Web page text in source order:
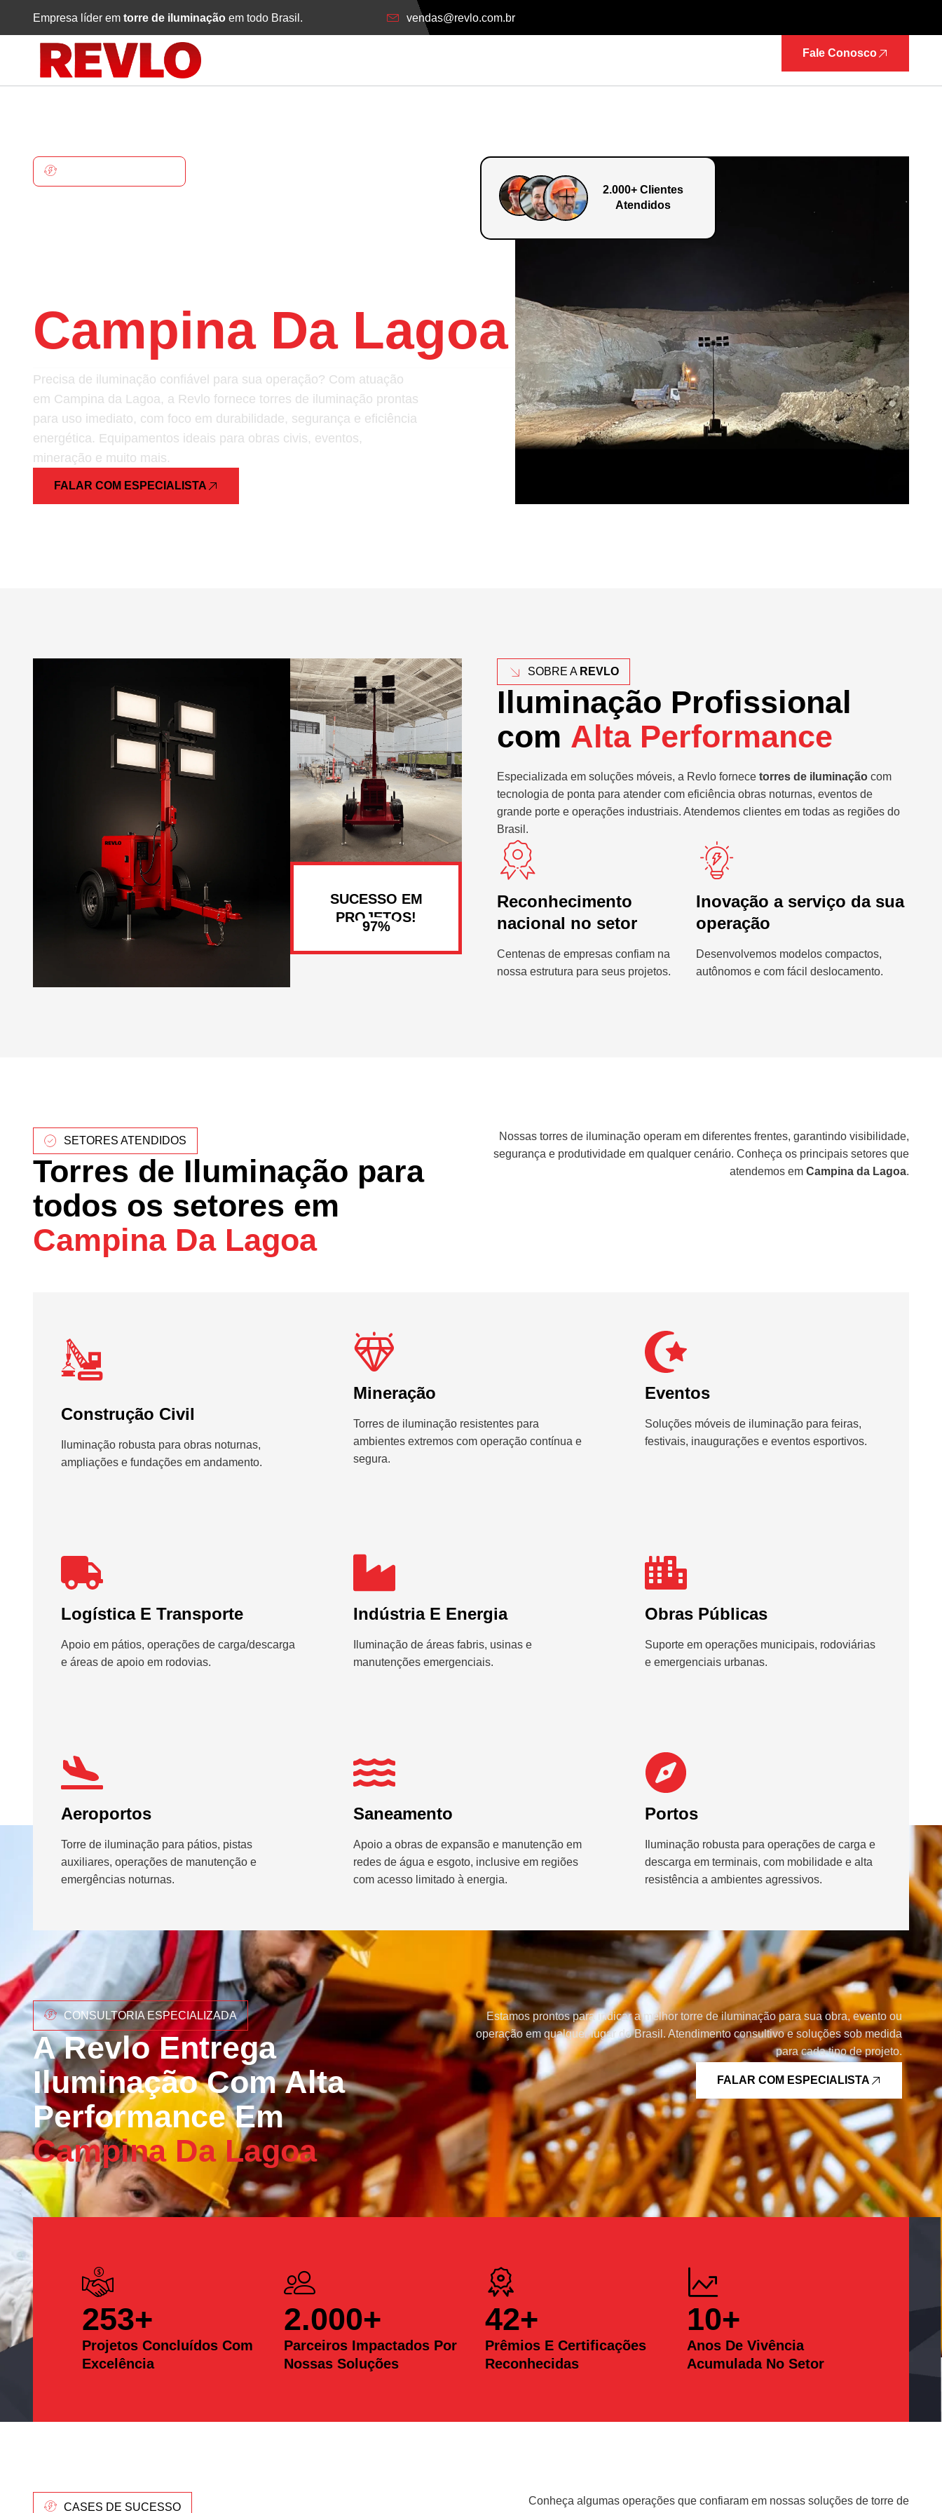
Empresa líder em torre de iluminação em todo Brasil. vendas@revlo.com.br
Fale Conosco
Campina Da Lagoa
Precisa de iluminação confiável para sua operação? Com atuação
em Campina da Lagoa, a Revlo fornece torres de iluminação prontas
para uso imediato, com foco em durabilidade, segurança e eficiência
energética. Equipamentos ideais para obras civis, eventos,
mineração e muito mais.
FALAR COM ESPECIALISTA
2.000+ Clientes
Atendidos
SUCESSO EM
PROJETOS!
SOBRE A REVLO
Iluminação Profissional
com Alta Performance
Especializada em soluções móveis, a Revlo fornece torres de iluminação com
tecnologia de ponta para atender com eficiência obras noturnas, eventos de
grande porte e operações industriais. Atendemos clientes em todas as regiões do
Brasil.
Reconhecimento
nacional no setor
Centenas de empresas confiam na
nossa estrutura para seus projetos.
Inovação a serviço da sua
operação
Desenvolvemos modelos compactos,
autônomos e com fácil deslocamento.
SETORES ATENDIDOS
Torres de Iluminação para
todos os setores em
Campina Da Lagoa
Nossas torres de iluminação operam em diferentes frentes, garantindo visibilidade,
segurança e produtividade em qualquer cenário. Conheça os principais setores que
atendemos em Campina da Lagoa.
Construção Civil
Iluminação robusta para obras noturnas,
ampliações e fundações em andamento.
Mineração
Torres de iluminação resistentes para
ambientes extremos com operação contínua e
segura.
Eventos
Soluções móveis de iluminação para feiras,
festivais, inaugurações e eventos esportivos.
Logística E Transporte
Apoio em pátios, operações de carga/descarga
e áreas de apoio em rodovias.
Indústria E Energia
Iluminação de áreas fabris, usinas e
manutenções emergenciais.
Obras Públicas
Suporte em operações municipais, rodoviárias
e emergenciais urbanas.
Aeroportos
Torre de iluminação para pátios, pistas
auxiliares, operações de manutenção e
emergências noturnas.
Saneamento
Apoio a obras de expansão e manutenção em
redes de água e esgoto, inclusive em regiões
com acesso limitado à energia.
Portos
Iluminação robusta para operações de carga e
descarga em terminais, com mobilidade e alta
resistência a ambientes agressivos.
CONSULTORIA ESPECIALIZADA
A Revlo Entrega
Iluminação Com Alta
Performance Em
Campina Da Lagoa
Estamos prontos para indicar a melhor torre de iluminação para sua obra, evento ou
operação em qualquer lugar do Brasil. Atendimento consultivo e soluções sob medida
para cada tipo de projeto.
FALAR COM ESPECIALISTA
Projetos Concluídos Com
Excelência
253+
Parceiros Impactados Por
Nossas Soluções
2.000+
Prêmios E Certificações
Reconhecidas
42+
Anos De Vivência
Acumulada No Setor
10+
CASES DE SUCESSO
Conheça algumas operações que confiaram em nossas soluções de torre de